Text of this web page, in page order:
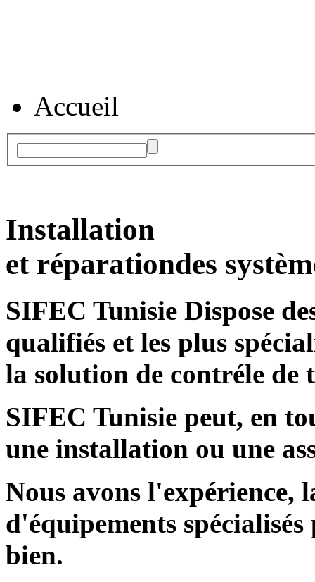
Accueil
Installation
et réparationdes
SIFEC Tunisie Dispose
qualifiés et les plus
la solution de contréle de
SIFEC Tunisie peut, en
une installation ou une
Nous avons l'expérience,
d'équipements
bien.